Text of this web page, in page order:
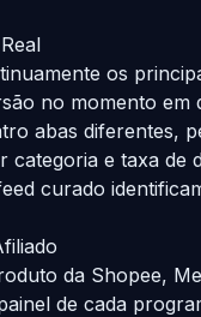
os
no momento em
abas diferentes,
e taxa
curado
da Shopee,
de cada